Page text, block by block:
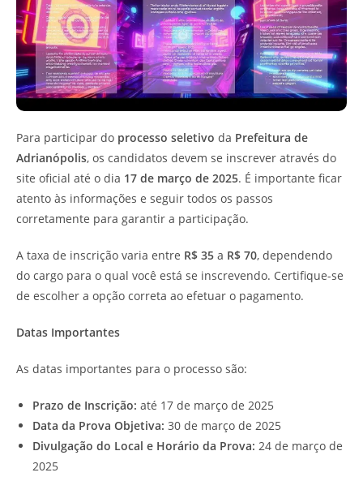
Para participar do processo seletivo da Prefeitura de
Adrianópolis, os candidatos devem se inscrever através do
site oficial até o dia 17 de março de 2025. É importante ficar
atento às informações e seguir todos os passos
corretamente para garantir a participação.
A taxa de inscrição varia entre R$ 35 a R$ 70, dependendo
do cargo para o qual você está se inscrevendo. Certifique-se
de escolher a opção correta ao efetuar o pagamento.
Datas Importantes
As datas importantes para o processo são:
Prazo de Inscrição: até 17 de março de 2025
Data da Prova Objetiva: 30 de março de 2025
Divulgação do Local e Horário da Prova: 24 de março de
2025